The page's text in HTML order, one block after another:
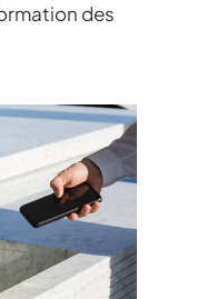
des